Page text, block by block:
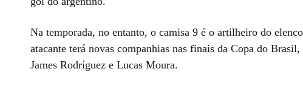
Na temporada, no entanto, o camisa 9 é o artilheiro do
atacante terá novas companhias nas finais da Copa do
James Rodríguez e Lucas Moura.